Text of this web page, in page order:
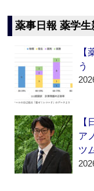
薬事日報 薬学
う
ア
ツ